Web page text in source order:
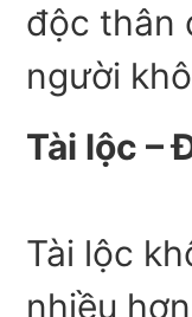
độc thân
người
Tài lộc –
Tài lộc
nhiều